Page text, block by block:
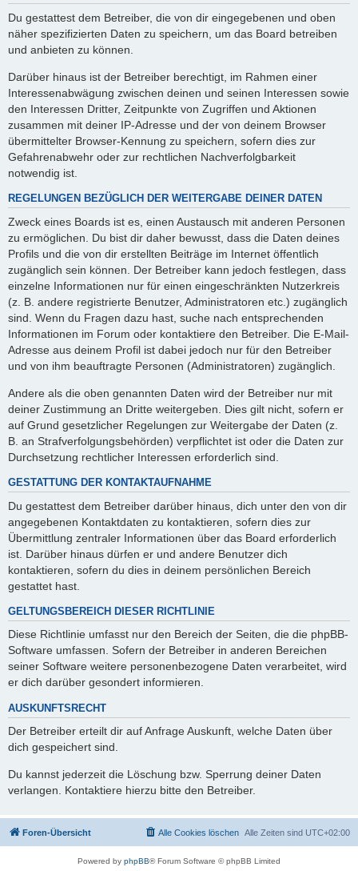
Du gestattest dem Betreiber, die von dir eingegebenen und oben
näher spezifizierten Daten zu speichern, um das Board betreiben
und anbieten zu können.
Darüber hinaus ist der Betreiber berechtigt, im Rahmen einer
Interessenabwägung zwischen deinen und seinen Interessen sowie
den Interessen Dritter, Zeitpunkte von Zugriffen und Aktionen
zusammen mit deiner IP-Adresse und der von deinem Browser
übermittelter Browser-Kennung zu speichern, sofern dies zur
Gefahrenabwehr oder zur rechtlichen Nachverfolgbarkeit
notwendig ist.
REGELUNGEN BEZÜGLICH DER WEITERGABE DEINER DATEN
Zweck eines Boards ist es, einen Austausch mit anderen Personen
zu ermöglichen. Du bist dir daher bewusst, dass die Daten deines
Profils und die von dir erstellten Beiträge im Internet öffentlich
zugänglich sein können. Der Betreiber kann jedoch festlegen, dass
einzelne Informationen nur für einen eingeschränkten Nutzerkreis
(z. B. andere registrierte Benutzer, Administratoren etc.) zugänglich
sind. Wenn du Fragen dazu hast, suche nach entsprechenden
Informationen im Forum oder kontaktiere den Betreiber. Die E-Mail-
Adresse aus deinem Profil ist dabei jedoch nur für den Betreiber
und von ihm beauftragte Personen (Administratoren) zugänglich.
Andere als die oben genannten Daten wird der Betreiber nur mit
deiner Zustimmung an Dritte weitergeben. Dies gilt nicht, sofern er
auf Grund gesetzlicher Regelungen zur Weitergabe der Daten (z.
B. an Strafverfolgungsbehörden) verpflichtet ist oder die Daten zur
Durchsetzung rechtlicher Interessen erforderlich sind.
GESTATTUNG DER KONTAKTAUFNAHME
Du gestattest dem Betreiber darüber hinaus, dich unter den von dir
angegebenen Kontaktdaten zu kontaktieren, sofern dies zur
Übermittlung zentraler Informationen über das Board erforderlich
ist. Darüber hinaus dürfen er und andere Benutzer dich
kontaktieren, sofern du dies in deinem persönlichen Bereich
gestattet hast.
GELTUNGSBEREICH DIESER RICHTLINIE
Diese Richtlinie umfasst nur den Bereich der Seiten, die die phpBB-
Software umfassen. Sofern der Betreiber in anderen Bereichen
seiner Software weitere personenbezogene Daten verarbeitet, wird
er dich darüber gesondert informieren.
AUSKUNFTSRECHT
Der Betreiber erteilt dir auf Anfrage Auskunft, welche Daten über
dich gespeichert sind.
Du kannst jederzeit die Löschung bzw. Sperrung deiner Daten
verlangen. Kontaktiere hierzu bitte den Betreiber.
Foren-Übersicht Alle Zeiten sind UTC+02:00
Alle Cookies löschen
Powered by phpBB® Forum Software © phpBB Limited